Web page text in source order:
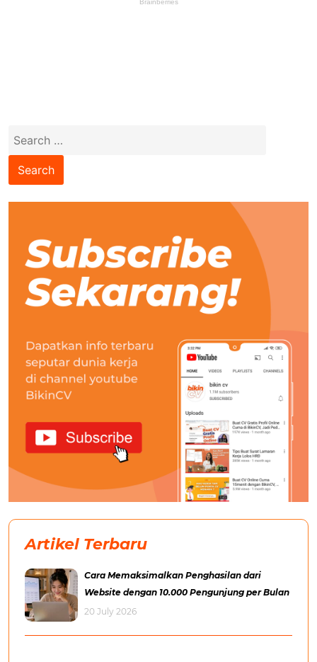
Artikel Terbaru
Cara Memaksimalkan Penghasilan dari
Website dengan 10.000 Pengunjung per Bulan
20 July 2026